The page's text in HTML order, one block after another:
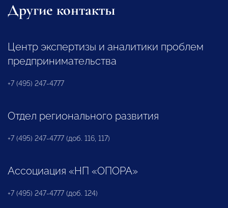
Другие контакты
Центр экспертизы и аналитики проблем
предпринимательства
+7 (495) 247-4777
Отдел регионального развития
+7 (495) 247-4777 (доб. 116, 117)
Ассоциация «НП «ОПОРА»
+7 (495) 247-4777 (доб. 124)